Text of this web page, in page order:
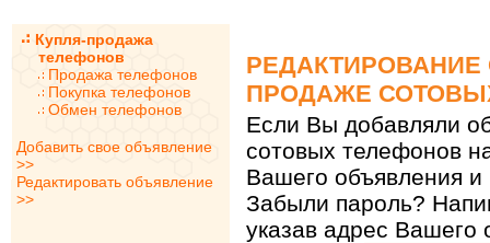
Купля-продажа
телефонов
Продажа телефонов
Покупка телефонов
Обмен телефонов
Добавить свое объявление
>>
Редактировать объявление
>>
ПРОДАЖЕ
Если Вы добавляли
сотовых телефонов
Вашего объявления
Забыли пароль?
указав адрес Вашего